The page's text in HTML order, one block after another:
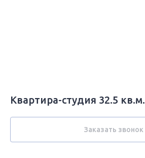
Квартира-студия 32.5 кв.м.
Заказать звонок